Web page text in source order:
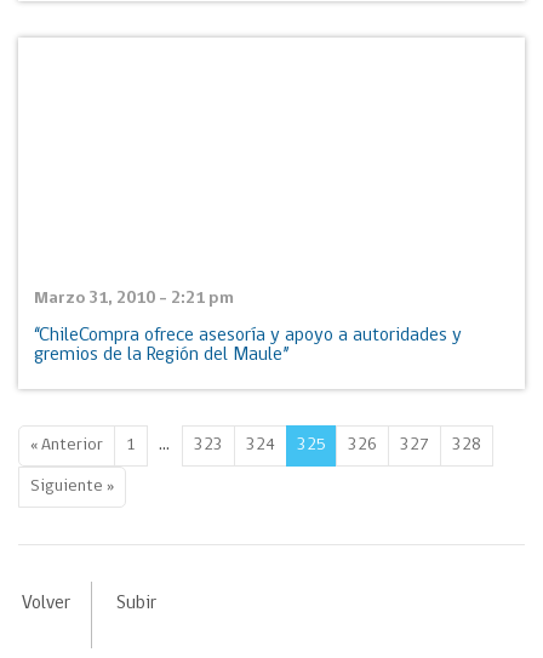
Marzo 31, 2010 - 2:21 pm
“ChileCompra ofrece asesoría y apoyo a autoridades y
gremios de la Región del Maule”
« Anterior 1 … 323 324 325 326 327 328
Siguiente »
Volver Subir